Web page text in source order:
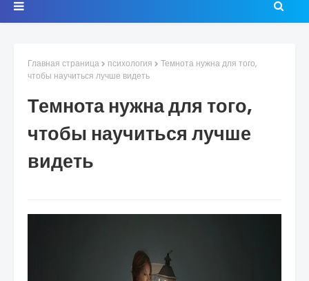
Главная страница психология
Темнота нужна для того,
чтобы научиться лучше видеть
Темнота нужна для того,
чтобы научиться лучше
видеть